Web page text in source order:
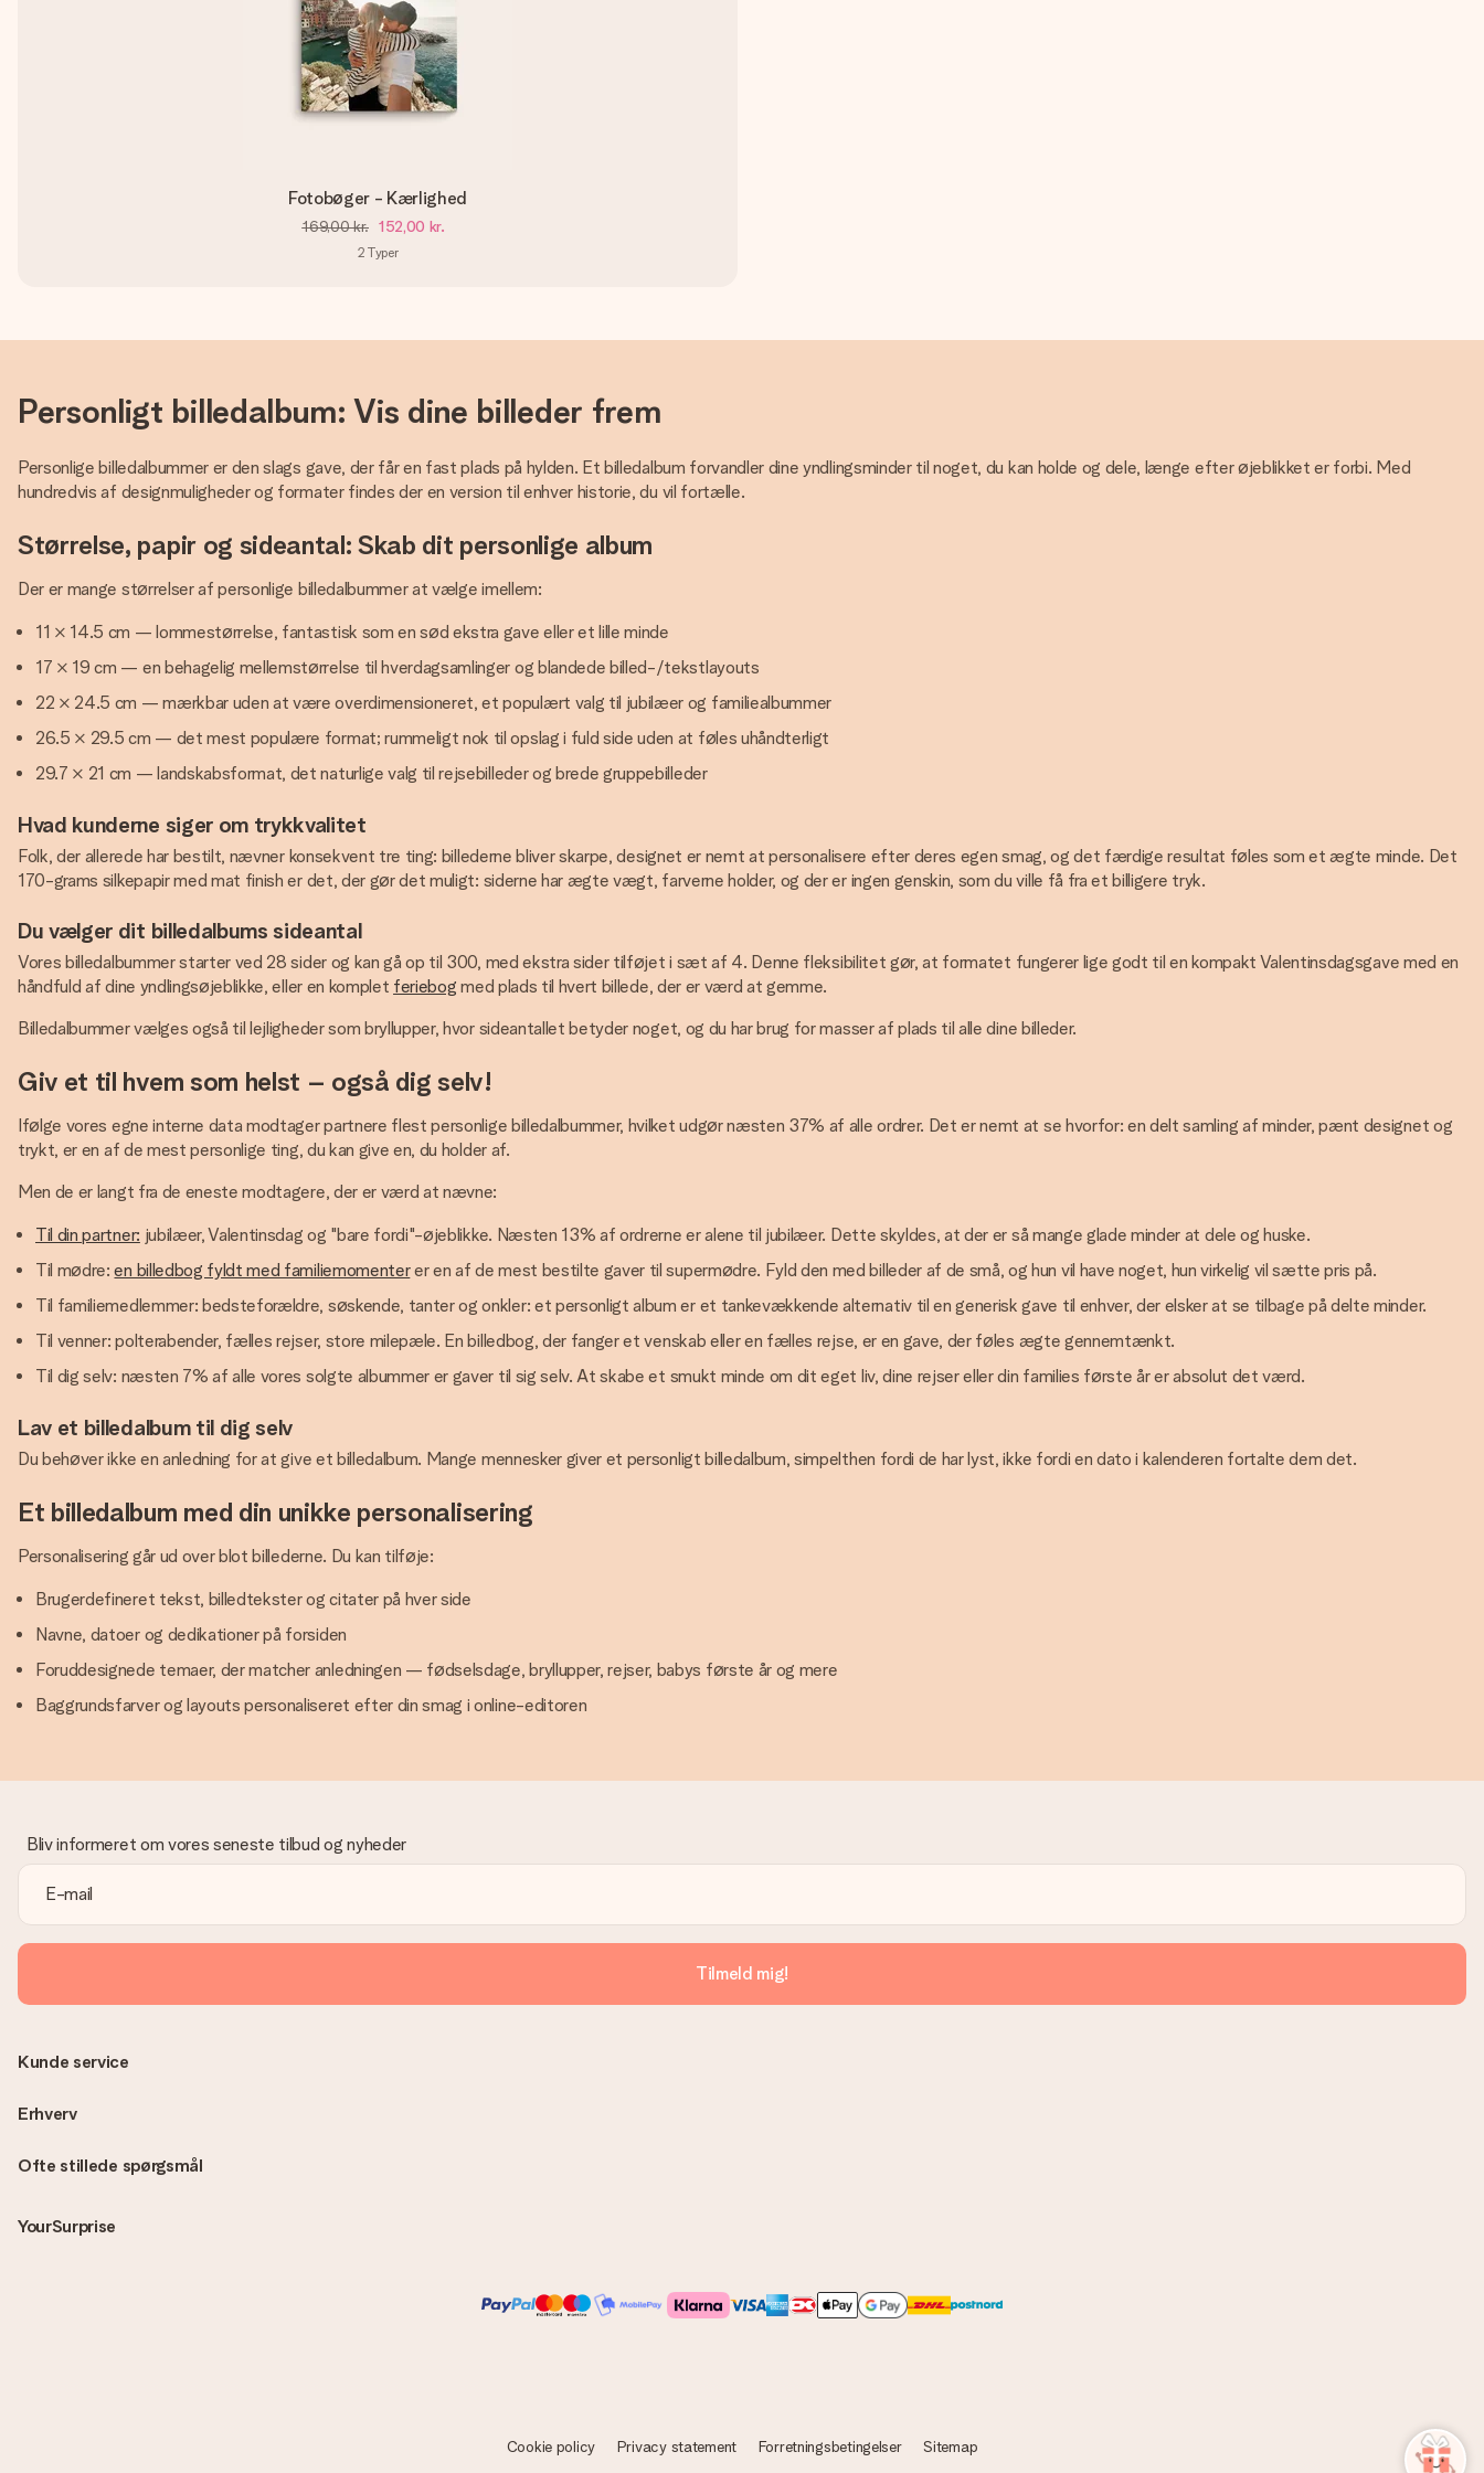
Fotobøger - Kærlighed
169,00 kr. 152,00 kr.
2 Typer
Personligt billedalbum: Vis dine billeder frem
Personlige billedalbummer er den slags gave, der får en fast plads på hylden. Et billedalbum forvandler dine yndlingsminder til noget, du kan holde og dele, længe efter øjeblikket er forbi. Med
hundredvis af designmuligheder og formater findes der en version til enhver historie, du vil fortælle.
Størrelse, papir og sideantal: Skab dit personlige album
Der er mange størrelser af personlige billedalbummer at vælge imellem:
11 × 14.5 cm — lommestørrelse, fantastisk som en sød ekstra gave eller et lille minde
17 × 19 cm — en behagelig mellemstørrelse til hverdagsamlinger og blandede billed-/tekstlayouts
22 × 24.5 cm — mærkbar uden at være overdimensioneret, et populært valg til jubilæer og familiealbummer
26.5 × 29.5 cm — det mest populære format; rummeligt nok til opslag i fuld side uden at føles uhåndterligt
29.7 × 21 cm — landskabsformat, det naturlige valg til rejsebilleder og brede gruppebilleder
Hvad kunderne siger om trykkvalitet
Folk, der allerede har bestilt, nævner konsekvent tre ting: billederne bliver skarpe, designet er nemt at personalisere efter deres egen smag, og det færdige resultat føles som et ægte minde. Det
170-grams silkepapir med mat finish er det, der gør det muligt: siderne har ægte vægt, farverne holder, og der er ingen genskin, som du ville få fra et billigere tryk.
Du vælger dit billedalbums sideantal
Vores billedalbummer starter ved 28 sider og kan gå op til 300, med ekstra sider tilføjet i sæt af 4. Denne fleksibilitet gør, at formatet fungerer lige godt til en kompakt Valentinsdagsgave med en
håndfuld af dine yndlingsøjeblikke, eller en komplet feriebog med plads til hvert billede, der er værd at gemme.
Billedalbummer vælges også til lejligheder som bryllupper, hvor sideantallet betyder noget, og du har brug for masser af plads til alle dine billeder.
Giv et til hvem som helst – også dig selv!
Ifølge vores egne interne data modtager partnere flest personlige billedalbummer, hvilket udgør næsten 37% af alle ordrer. Det er nemt at se hvorfor: en delt samling af minder, pænt designet og
trykt, er en af de mest personlige ting, du kan give en, du holder af.
Men de er langt fra de eneste modtagere, der er værd at nævne:
Til din partner: jubilæer, Valentinsdag og "bare fordi"-øjeblikke. Næsten 13% af ordrerne er alene til jubilæer. Dette skyldes, at der er så mange glade minder at dele og huske.
Til mødre:en billedbog fyldt med familiemomenterer en af de mest bestilte gaver til supermødre. Fyld den med billeder af de små, og hun vil have noget, hun virkelig vil sætte pris på.
Til familiemedlemmer: bedsteforældre, søskende, tanter og onkler: et personligt album er et tankevækkende alternativ til en generisk gave til enhver, der elsker at se tilbage på delte minder.
Til venner: polterabender, fælles rejser, store milepæle. En billedbog, der fanger et venskab eller en fælles rejse, er en gave, der føles ægte gennemtænkt.
Til dig selv: næsten 7% af alle vores solgte albummer er gaver til sig selv. At skabe et smukt minde om dit eget liv, dine rejser eller din families første år er absolut det værd.
Lav et billedalbum til dig selv
Du behøver ikke en anledning for at give et billedalbum. Mange mennesker giver et personligt billedalbum, simpelthen fordi de har lyst, ikke fordi en dato i kalenderen fortalte dem det.
Et billedalbum med din unikke personalisering
Personalisering går ud over blot billederne. Du kan tilføje:
Brugerdefineret tekst, billedtekster og citater på hver side
Navne, datoer og dedikationer på forsiden
Foruddesignede temaer, der matcher anledningen — fødselsdage, bryllupper, rejser, babys første år og mere
Baggrundsfarver og layouts personaliseret efter din smag i online-editoren
Bliv informeret om vores seneste tilbud og nyheder
Tilmeld mig!
Ofte stillede spørgsmål
YourSurprise
Kunde service
Erhverv
Cookie policy Privacy statement Forretningsbetingelser Sitemap